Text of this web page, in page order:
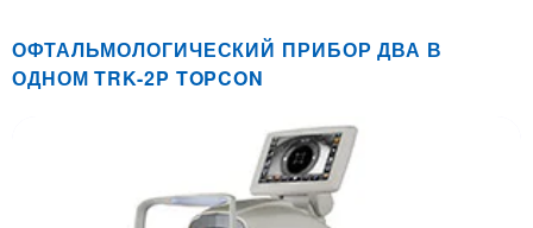
ОФТАЛЬМОЛОГИЧЕСКИЙ ПРИБОР ДВА В
ОДНОМ TRK-2P TOPCON